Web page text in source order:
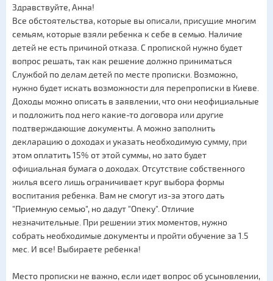
Здравствуйте, Анна!
Все обстоятельства, которые вы описали, присущие многим
семьям, которые взяли ребенка к себе в семью. Наличие
детей не есть причиной отказа. С пропиской нужно будет
вопрос решать, так как решение должно приниматься
Службой по делам детей по месте прописки. Возможно,
нужно будет искать возможности для перепрописки в Киеве.
Доходы можно описать в заявлении, что они неофициальные
и подложить под него какие-то договора или другие
подтверждающие документы. А можно заполнить
декларацию о доходах и указать необходимую сумму, при
этом оплатить 15% от этой суммы, но зато будет
официальная бумага о доходах. Отсутствие собственного
жилья всего лишь ограничивает круг выбора формы
воспитания ребенка. Вам не смогут из-за этого дать
"Приемную семью", но дадут "Опеку". Отличие
незначительные. При решении этих моментов, нужно
собрать необходимые документы и пройти обучение за 1.5
мес. И все! Выбираете ребенка!
Место прописки не важно, если идет вопрос об усыновлении,